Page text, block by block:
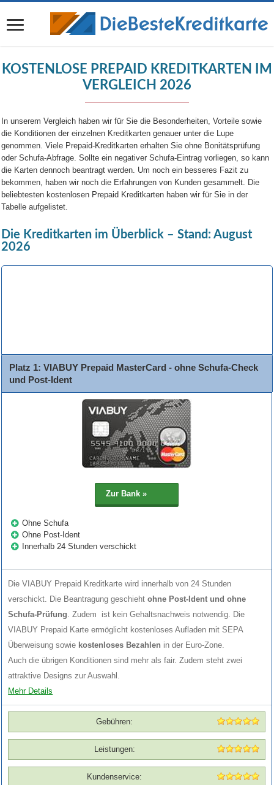
KOSTENLOSE PREPAID KREDITKARTEN IM
VERGLEICH 2026
In unserem Vergleich haben wir für Sie die Besonderheiten, Vorteile sowie
die Konditionen der einzelnen Kreditkarten genauer unter die Lupe
genommen. Viele Prepaid-Kreditkarten erhalten Sie ohne Bonitätsprüfung
oder Schufa-Abfrage. Sollte ein negativer Schufa-Eintrag vorliegen, so kann
die Karten dennoch beantragt werden. Um noch ein besseres Fazit zu
bekommen, haben wir noch die Erfahrungen von Kunden gesammelt. Die
beliebtesten kostenlosen Prepaid Kreditkarten haben wir für Sie in der
Tabelle aufgelistet.
Die Kreditkarten im Überblick – Stand: August
2026
Platz 1: VIABUY Prepaid MasterCard - ohne Schufa-Check
und Post-Ident
Ohne Schufa
Ohne Post-Ident
Innerhalb 24 Stunden verschickt
Die VIABUY Prepaid Kreditkarte wird innerhalb von 24 Stunden
verschickt. Die Beantragung geschiehtohne Post-Ident und ohne
Schufa-Prüfung. Zudem ist kein Gehaltsnachweis notwendig. Die
VIABUY Prepaid Karte ermöglicht kostenloses Aufladen mit SEPA
Überweisung sowie kostenloses Bezahlen in der Euro-Zone.
Auch die übrigen Konditionen sind mehr als fair. Zudem steht zwei
attraktive Designs zur Auswahl.
Mehr Details
Gebühren:
Leistungen:
Kundenservice: